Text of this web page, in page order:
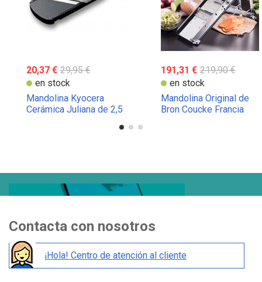
20,37 € 29,95 €
en stock
Mandolina Kyocera
Cerámica Juliana de 2,5
191,31 € 219,90 €
en stock
Mandolina Original de
Bron Coucke Francia
Contacta con nosotros
¡Hola! Centro de atención al cliente